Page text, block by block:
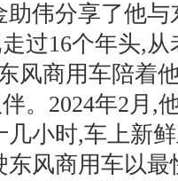
助伟分享了他
过16个年头,
风商用车陪着
。2024年2月,
几小时,车上新
风商用车以